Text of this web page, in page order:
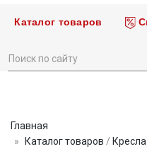
Каталог товаров
Главная
Каталог товаров /